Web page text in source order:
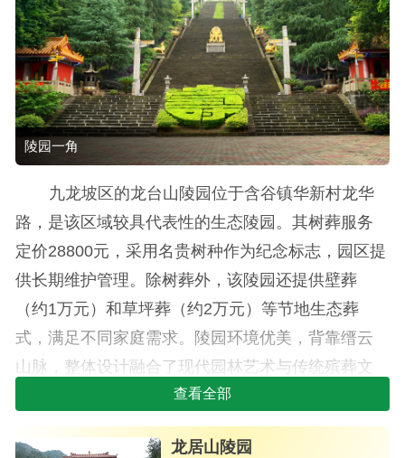
陵园一角
九龙坡区的龙台山陵园位于含谷镇华新村龙华
路，是该区域较具代表性的生态陵园。其树葬服务
定价28800元，采用名贵树种作为纪念标志，园区提
供长期维护管理。除树葬外，该陵园还提供壁葬
（约1万元）和草坪葬（约2万元）等节地生态葬
式，满足不同家庭需求。陵园环境优美，背靠缙云
山脉，整体设计融合了现代园林艺术与传统殡葬文
巴南区的仙居山陵园坐落于鱼洞街道办事处仙
查看全部
龙居山陵园